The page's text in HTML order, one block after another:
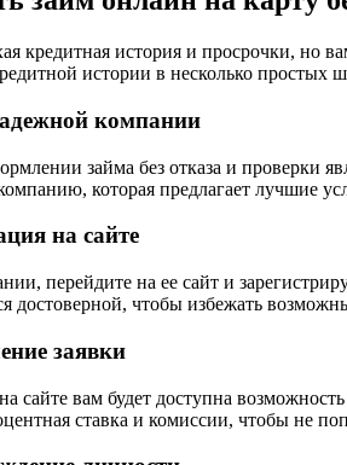
кредитная история и просрочки,
истории в несколько простых
компании
займа без отказа и проверки
которая предлагает лучшие
на сайте
перейдите на ее сайт и
достоверной, чтобы избежать
заявки
сайте вам будет доступна
ставка и комиссии, чтобы не